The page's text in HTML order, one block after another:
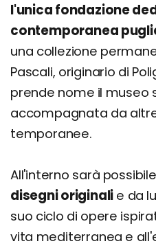
l'unica fondazione
contemporanea
una collezione
Pascali, originario di
prende nome il
accompagnata da
temporanee.
All'interno sarà
disegni originali e da
suo ciclo di opere
vita mediterranea e